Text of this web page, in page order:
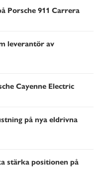
Porsche 911 Carrera
leverantör av
Cayenne Electric
på nya eldrivna
stärka positionen på